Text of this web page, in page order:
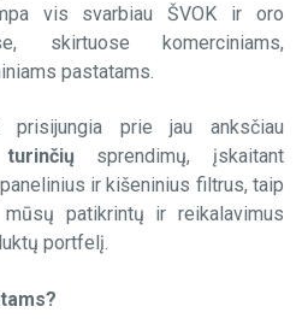
filtrai
filtrai
medžiagos
vis svarbiau ŠVOK ir oro
skirtuose komerciniams,
pastatams.
prisijungia prie jau anksčiau
sprendimų, įskaitant
ir kišeninius filtrus, taip
patikrintų ir reikalavimus
portfelį.